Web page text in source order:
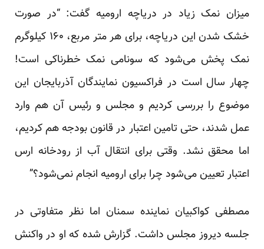
میزان نمک زیاد در دریاچه ارومیه گفت: “در صورت
خشک شدن این دریاچه، برای هر متر مربع، ۱۶۰ کیلوگرم
نمک پخش می‌شود که سونامی نمک خطرناکی است!
چهار سال است در فراکسیون نمایندگان آذربایجان این
موضوع را بررسی کردیم و مجلس و رئیس آن هم وارد
عمل شدند، حتی تامین اعتبار در قانون بودجه هم کردیم،
اما محقق نشد. وقتی برای انتقال آب از رودخانه ارس
اعتبار تعیین می‌شود چرا برای ارومیه انجام نمی‌شود؟”
مصطفی کواکبیان نماینده سمنان اما نظر متفاوتی در
جلسه دیروز مجلس داشت. گزارش شده که او در واکنش